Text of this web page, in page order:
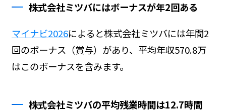
株式会社ミツバにはボーナスが年2回ある
マイナビ2026によると株式会社ミツバには年間2
回のボーナス（賞与）があり、平均年収570.8万
はこのボーナスを含みます。
株式会社ミツバの平均残業時間は12.7時間